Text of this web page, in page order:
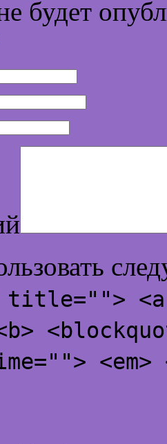
будет